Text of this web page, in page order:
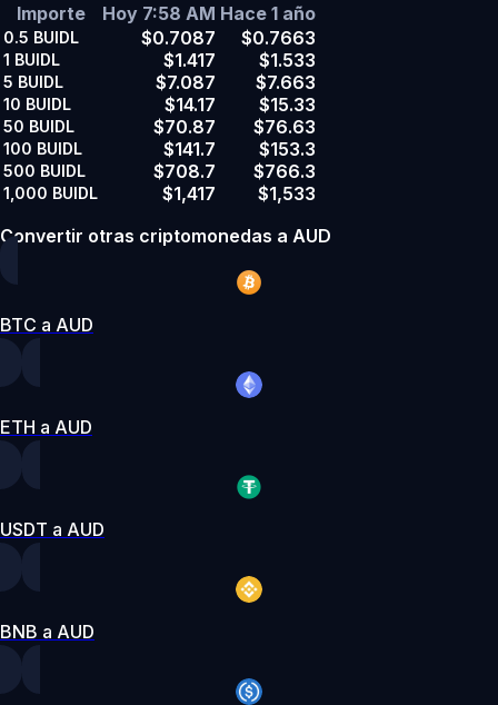
Importe
Hoy 7:58 AM Hace 1 año
0.5 BUIDL $0.7087 $0.7663
1 BUIDL $1.417 $1.533
5 BUIDL $7.087 $7.663
10 BUIDL $14.17 $15.33
50 BUIDL $70.87 $76.63
100 BUIDL $141.7 $153.3
500 BUIDL $708.7 $766.3
1,000 BUIDL $1,417
$1,533
Convertir otras criptomonedas a AUD
BTC a AUD
ETH a AUD
USDT a AUD
BNB a AUD